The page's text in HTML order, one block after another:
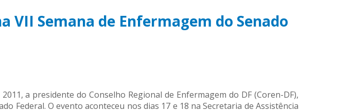
VII Semana de Enfermagem do Senado
a presidente do Conselho Regional de Enfermagem do DF (Coren-DF),
Federal. O evento aconteceu nos dias 17 e 18 na Secretaria de Assistência